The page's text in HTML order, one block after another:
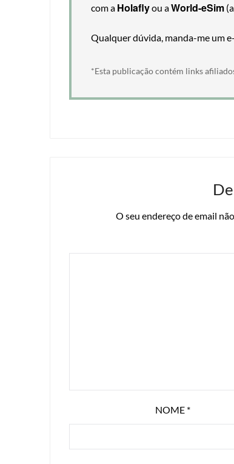
com a Holaflyou aWorld-eSim
Qualquer dúvida, manda-me um
*Esta publicação contém links
O seu endereço de email
NOME *